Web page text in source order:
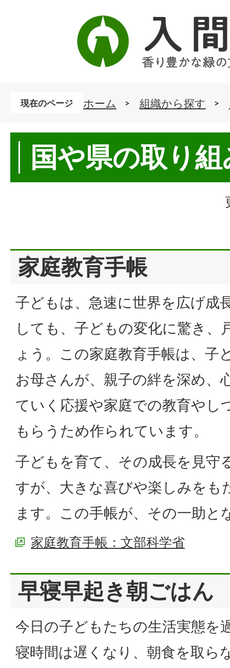
現在のページ ホーム 組織から探す
国や県の取り組
家庭教育手帳
子どもは、急速に世界を広げ成
しても、子どもの変化に驚き、
ょう。この家庭教育手帳は、子
お母さんが、親子の絆を深め、
ていく応援や家庭での教育やし
もらうため作られています。
子どもを育て、その成長を見守
すが、大きな喜びや楽しみをも
ます。この手帳が、その一助と
家庭教育手帳：文部科学省
早寝早起き朝ごはん
今日の子どもたちの生活実態を
寝時間は遅くなり、朝食を取ら